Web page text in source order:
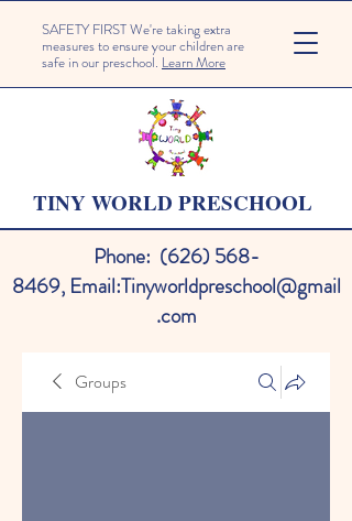
SAFETY FIRST We're taking extra
measures to ensure your children are
safe in our preschool. Learn More
TINY WORLD PRESCHOOL
Phone: (626) 568-
8469, Email:Tinyworldpreschool@gmail
.com
Groups